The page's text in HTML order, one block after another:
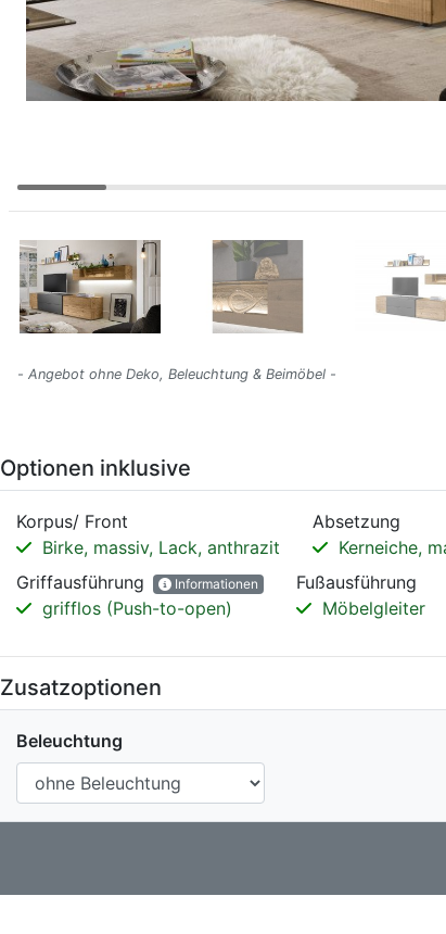
- Angebot ohne Deko, Beleuchtung & Beimöbel -
Optionen inklusive
Korpus/ Front
Birke, massiv, Lack, anthrazit
Absetzung
Kerneiche,
Griffausführung
Informationen
grifflos (Push-to-open)
Fußausführung
Möbelgleiter
Zusatzoptionen
Beleuchtung